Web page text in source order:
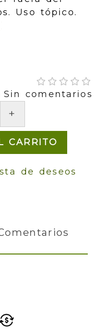
Uso tópico.
Sin comentarios
+
CARRITO
de deseos